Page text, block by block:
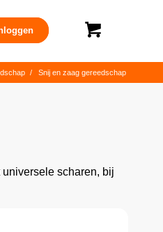
/ Snij en zaag gereedschap
scharen, bij